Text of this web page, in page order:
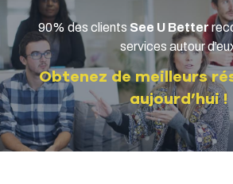
90% des clients See U Better
services autour
Obtenez de meilleurs
aujourd’hui !